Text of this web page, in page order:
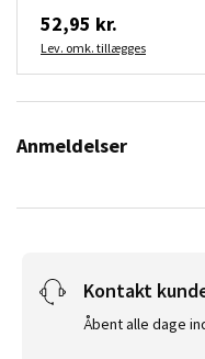
52,95 kr.
Lev. omk. tillægges
Anmeldelser
Kontakt
Åbent alle dage